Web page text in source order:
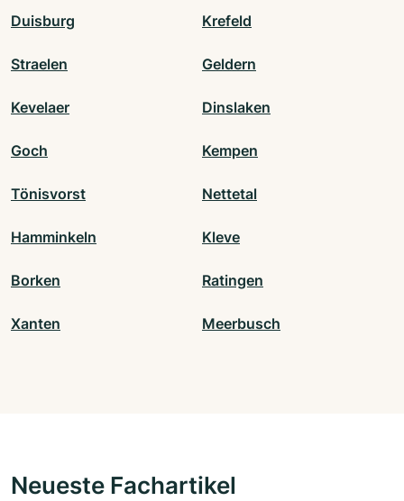
Duisburg Krefeld
Straelen Geldern
Kevelaer Dinslaken
Goch Kempen
Tönisvorst Nettetal
Hamminkeln Kleve
Borken Ratingen
Xanten Meerbusch
Neueste Fachartikel